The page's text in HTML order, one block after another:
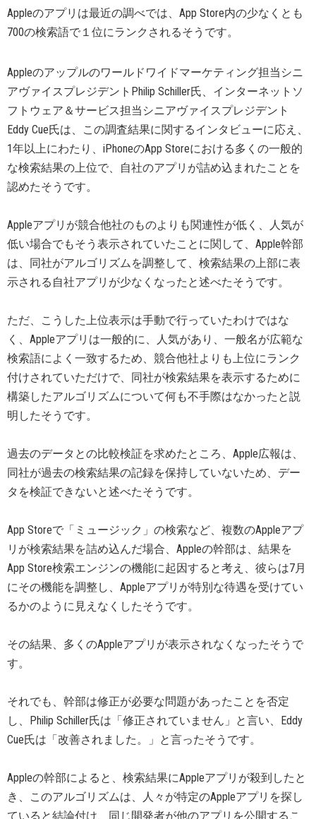
Appleのアプリは最近の調べでは、App Store内の少なくとも
700の検索語で１位にランクされるそうです。
Appleのアップルのワールドワイドマーケティング担当シニ
アヴァイスプレジデントPhilip Schiller氏、インターネットソ
フトウェア＆サービス担当シニアヴァイスプレジデント
Eddy Cue氏は、この調査結果に関するインタビューに応え、
1年以上にわたり、iPhoneのApp Storeにおける多くの一般的
な検索結果の上位で、自社のアプリが詰め込まれたことを
認めたそうです。
Appleアプリが競合他社のものよりも関連性が低く、人気が
低い場合でもそう表示されていたことに関して、Apple幹部
は、同社がアルゴリズムを調整して、検索結果の上部に表
示される自社アプリが少なくなったと述べたそうです。
ただ、こうした上位表示は手動で行っていたわけではな
く、Appleアプリは一般的に、人気があり、一般名が広範な
検索語によく一致するため、競合他社よりも上位にランク
付けされていただけで、同社が検索結果を表示するために
構築したアルゴリズムについて何も不手際はなかったと説
明したそうです。
過去のデータとの比較検証を求めたところ、Apple広報は、
同社が過去の検索結果の記録を保持していないため、デー
タを検証できないと述べたそうです。
App Storeで「ミュージック」の検索など、複数のAppleアプ
リが検索結果を詰め込んだ場合、Appleの幹部は、結果を
App Store検索エンジンの機能に起因すると考え、彼らは7月
にその機能を調整し、Appleアプリが特別な待遇を受けてい
るかのように見えなくしたそうです。
その結果、多くのAppleアプリが表示されなくなったそうで
す。
それでも、幹部は修正が必要な問題があったことを否定
し、Philip Schiller氏は「修正されていません」と言い、Eddy
Cue氏は「改善されました。」と言ったそうです。
Appleの幹部によると、検索結果にAppleアプリが殺到したと
き、このアルゴリズムは、人々が特定のAppleアプリを探し
ていると結論付け、同じ開発者が他のアプリを公開するこ